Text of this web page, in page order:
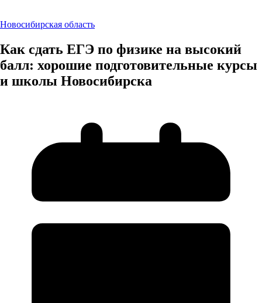
Новосибирская область
Как сдать ЕГЭ по физике на высокий
балл: хорошие подготовительные курсы
и школы Новосибирска